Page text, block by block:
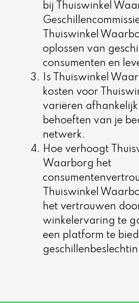
bij Thuiswinkel
Thuiswinkel
oplossen van
consumenten en
Is Thuiswinkel
kosten voor
variëren
behoeften van je
netwerk.
Hoe verhoogt
Waarborg het
Thuiswinkel
het vertrouwen
winkelervaring te
een platform te